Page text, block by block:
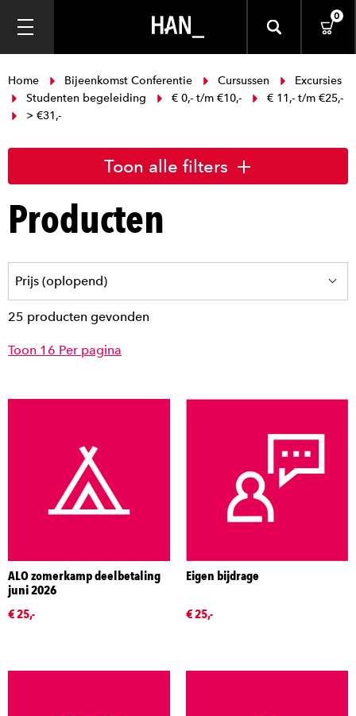
0
Home Bijeenkomst Conferentie Cursussen
Excursies
Studenten begeleiding
€ 0,- t/m €10,-
€ 11,- t/m €25,-
> €31,-
Toon alle filters
Producten
25 producten gevonden
Toon 16 Per pagina
ALO zomerkamp deelbetaling
juni 2026
€ 25,-
Eigen bijdrage
€ 25,-